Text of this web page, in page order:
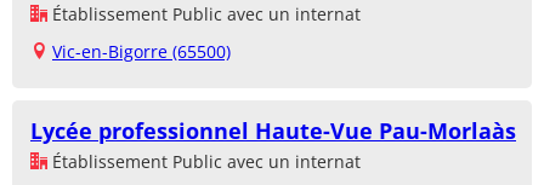
Établissement Public avec un internat
Vic-en-Bigorre (65500)
Lycée professionnel Haute-Vue Pau-Morlaàs
Établissement Public avec un internat